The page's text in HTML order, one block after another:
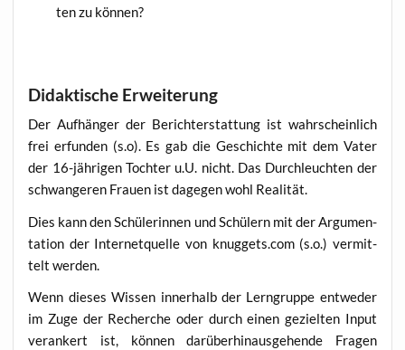
ten zu können?
Didaktische Erweiterung
Der Auf­hän­ger der Bericht­erstat­tung ist wahr­schein­lich
frei erfun­den (s.o). Es gab die Geschich­te mit dem Vater
der 16-jäh­ri­gen Toch­ter u.U. nicht. Das Durch­leuch­ten der
schwan­ge­ren Frau­en ist dage­gen wohl Realität.
Dies kann den Schü­le­rin­nen und Schü­lern mit der Argu­men­
ta­ti­on der Inter­net­quel­le von knuggets.com (s.o.) ver­mit­
telt werden.
Wenn die­ses Wis­sen inner­halb der Lern­grup­pe ent­we­der
im Zuge der Recher­che oder durch einen geziel­ten Input
ver­an­kert ist, kön­nen dar­über­hin­aus­ge­hen­de Fra­gen